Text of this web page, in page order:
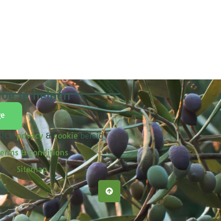
te helpen
privacy& cookiebeleid
& conditions
Sitemap